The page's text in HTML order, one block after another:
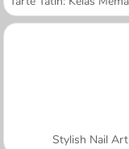
Stylish Nail Art